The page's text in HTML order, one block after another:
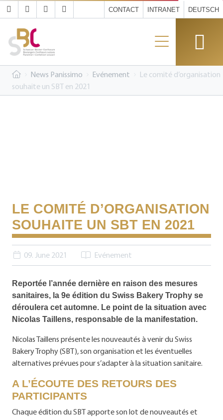
CONTACT INTRANET DEUTSCH
News Panissimo Evénement
Le comité d’organisation
souhaite un SBT en 2021
LE COMITÉ D’ORGANISATION
SOUHAITE UN SBT EN 2021
09. June 2021 Evénement
Reportée l’année dernière en raison des mesures
sanitaires, la 9e édition du Swiss Bakery Trophy se
déroulera cet automne. Le point de la situation avec
Nicolas Taillens, responsable de la manifestation.
Nicolas Taillens présente les nouveautés à venir du Swiss
Bakery Trophy (SBT), son organisation et les éventuelles
alternatives prévues pour s’adapter à la situation sanitaire.
A L’ÉCOUTE DES RETOURS DES
PARTICIPANTS
Chaque édition du SBT apporte son lot de nouveautés et